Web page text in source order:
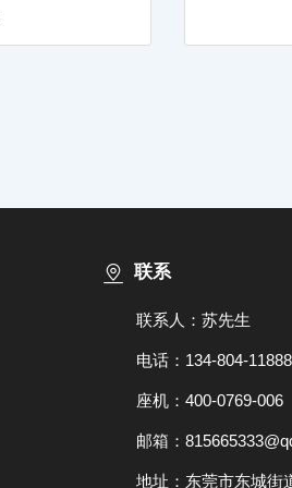
联系
联系人：苏先生
电话：134-804-11888
座机：400-0769-006
邮箱：
地址：东莞市东城街